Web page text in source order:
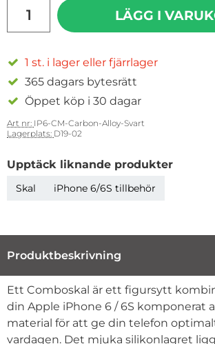
LÄGG I
1 st. i lager eller fjärrlager
365 dagars bytesrätt
Öppet köp i 30 dagar
Art nr: IP6-CM-Carbon-Alloy-Svart
Lagerplats: D19-02
Upptäck liknande produkter
Skal iPhone 6/6S tillbehör
Produktbeskrivning
Produktbeskrivning
Ett Comboskal är ett figursytt
din Apple iPhone 6 / 6S komponerat
material för att ge din telefon
vardagen. Det mjuka silikonlagret